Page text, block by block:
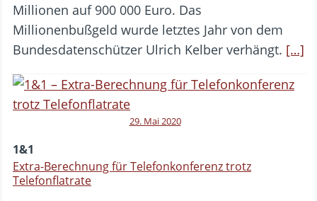
Millionen auf 900 000 Euro. Das
Millionenbußgeld wurde letztes Jahr von dem
Bundesdatenschützer Ulrich Kelber verhängt. […]
29. Mai 2020
1&1
Extra-Berechnung für Telefonkonferenz trotz
Telefonflatrate